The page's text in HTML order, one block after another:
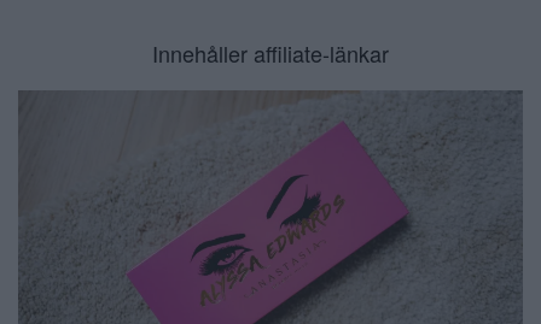
Innehåller affiliate-länkar